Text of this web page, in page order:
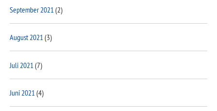
September 2021 (2)
August 2021(3)
Juli 2021 (7)
Juni 2021 (4)